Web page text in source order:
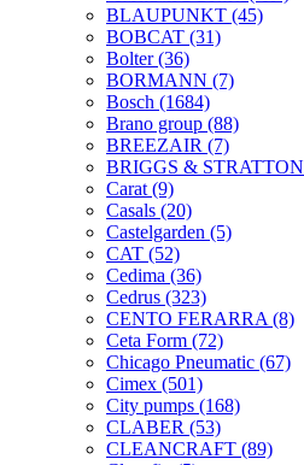
BLAUPUNKT (45)
BOBCAT (31)
Bolter(36)
BORMANN (7)
Bosch (1684)
Brano group (88)
BREEZAIR (7)
BRIGGS & STRATTON
Carat (9)
Casals (20)
Castelgarden (5)
CAT (52)
Cedima (36)
Cedrus (323)
CENTO FERARRA (8)
Ceta Form (72)
Chicago Pneumatic (67)
Cimex (501)
City pumps (168)
CLABER (53)
CLEANCRAFT (89)